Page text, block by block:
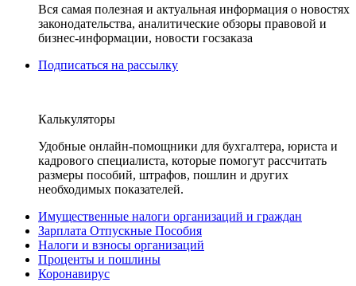
Вся самая полезная и актуальная информация о новостях
законодательства, аналитические обзоры правовой и
бизнес-информации, новости госзаказа
Подписаться на рассылку
Калькуляторы
Удобные онлайн-помощники для бухгалтера, юриста и
кадрового специалиста, которые помогут рассчитать
размеры пособий, штрафов, пошлин и других
необходимых показателей.
Имущественные налоги организаций и граждан
Зарплата Отпускные Пособия
Налоги и взносы организаций
Проценты и пошлины
Коронавирус